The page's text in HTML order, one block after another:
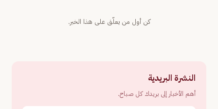
كن أول من يعلّق على هذا الخبر.
النشرة البريدية
أهم الأخبار إلى بريدك كل صباح.